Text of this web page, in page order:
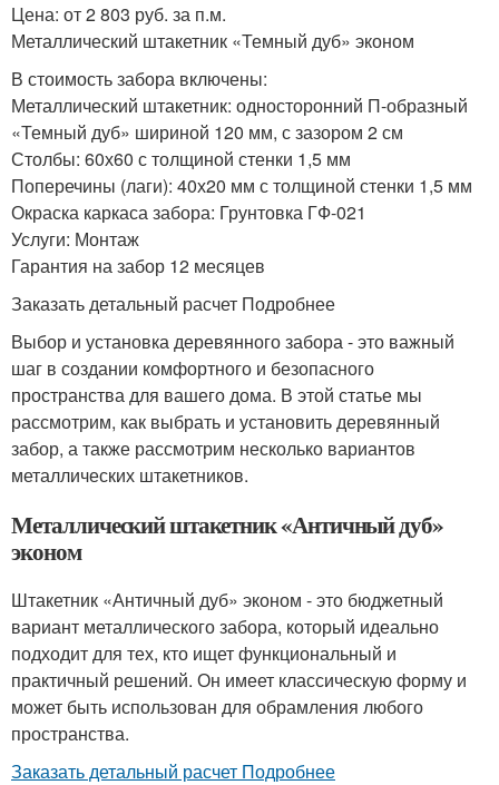
Цена: от 2 803 руб. за п.м.
Металлический штакетник «Темный дуб» эконом
В стоимость забора включены:
Металлический штакетник: односторонний П-образный
«Темный дуб» шириной 120 мм, с зазором 2 см
Столбы: 60х60 с толщиной стенки 1,5 мм
Поперечины (лаги): 40х20 мм с толщиной стенки 1,5 мм
Окраска каркаса забора: Грунтовка ГФ-021
Услуги: Монтаж
Гарантия на забор 12 месяцев
Заказать детальный расчет Подробнее
Выбор и установка деревянного забора - это важный
шаг в создании комфортного и безопасного
пространства для вашего дома. В этой статье мы
рассмотрим, как выбрать и установить деревянный
забор, а также рассмотрим несколько вариантов
металлических штакетников.
Металлический штакетник «Античный дуб»
эконом
Штакетник «Античный дуб» эконом - это бюджетный
вариант металлического забора, который идеально
подходит для тех, кто ищет функциональный и
практичный решений. Он имеет классическую форму и
может быть использован для обрамления любого
пространства.
Заказать детальный расчет Подробнее